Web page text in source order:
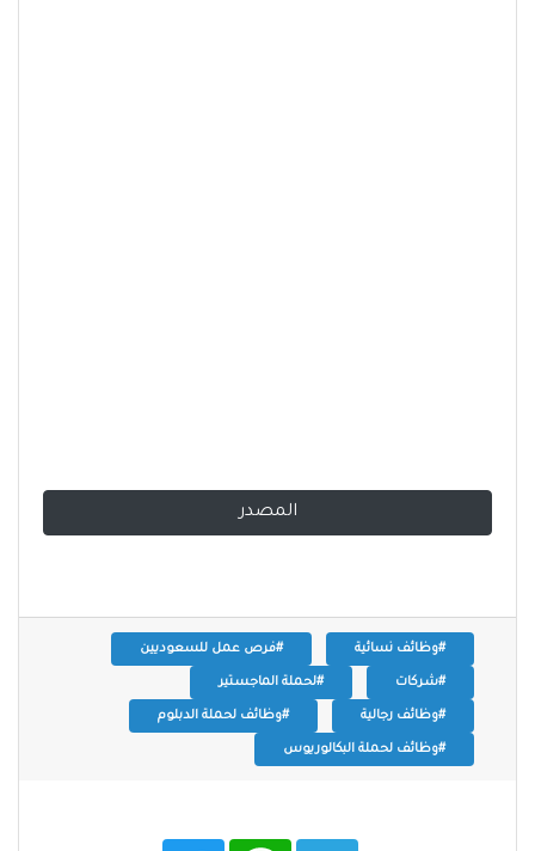
المصدر
#وظائف نسائية #فرص عمل للسعوديين
#شركات #لحملة الماجستير
#وظائف رجالية #وظائف لحملة الدبلوم
#وظائف لحملة البكالوريوس